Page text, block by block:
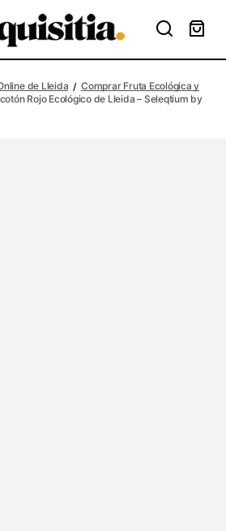
de Lleida
Comprar Fruta Ecológica y
Rojo Ecológico de Lleida – Seleqtium by